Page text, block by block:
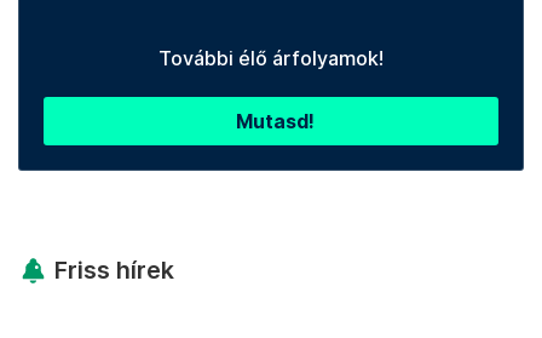
További élő árfolyamok!
Mutasd!
Friss hírek